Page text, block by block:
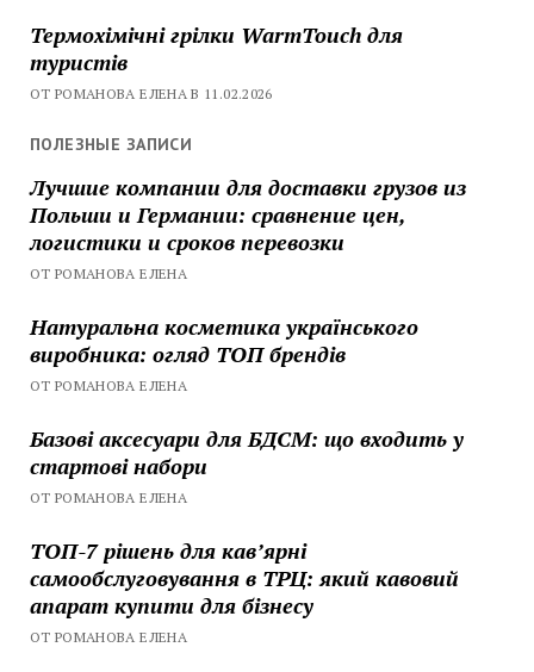
Термохімічні грілки WarmTouch для
туристів
ОТ РОМАНОВА ЕЛЕНА В 11.02.2026
ПОЛЕЗНЫЕ ЗАПИСИ
Лучшие компании для доставки грузов из
Польши и Германии: сравнение цен,
логистики и сроков перевозки
ОТ РОМАНОВА ЕЛЕНА
Натуральна косметика українського
виробника: огляд ТОП брендів
ОТ РОМАНОВА ЕЛЕНА
Базові аксесуари для БДСМ: що входить у
стартові набори
ОТ РОМАНОВА ЕЛЕНА
ТОП-7 рішень для кавʼярні
самообслуговування в ТРЦ: який кавовий
апарат купити для бізнесу
ОТ РОМАНОВА ЕЛЕНА